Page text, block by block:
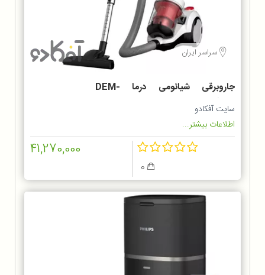
سراسر ایران
جاروبرقی شیائومی درما DEM-
TJ301W
سایت آفکادو
اطلاعات بیشتر...
41,270,000